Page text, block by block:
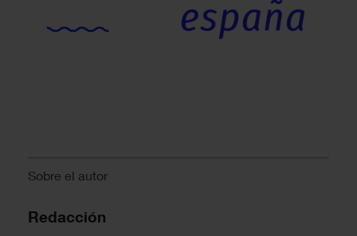
Sobre el autor
Redacción